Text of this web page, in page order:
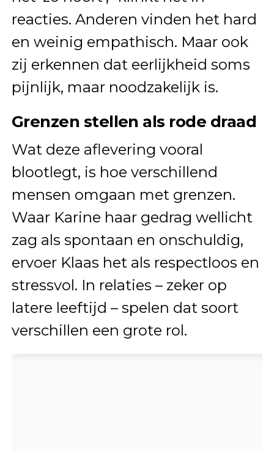
reacties. Anderen vinden het hard
en weinig empathisch. Maar ook
zij erkennen dat eerlijkheid soms
pijnlijk, maar noodzakelijk is.
Grenzen stellen als rode draad
Wat deze aflevering vooral
blootlegt, is hoe verschillend
mensen omgaan met grenzen.
Waar Karine haar gedrag wellicht
zag als spontaan en onschuldig,
ervoer Klaas het als respectloos en
stressvol. In relaties – zeker op
latere leeftijd – spelen dat soort
verschillen een grote rol.